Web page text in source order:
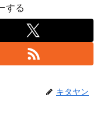
する
キタヤン